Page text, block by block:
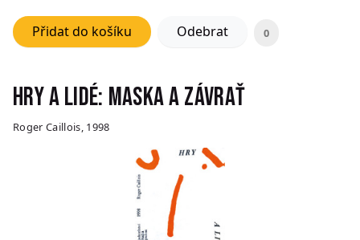
Přidat do košíku Odebrat 0
Hry a lidé: Maska a závrať
Roger Caillois, 1998